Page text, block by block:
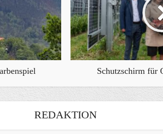
Schutzschirm für
REDAKTION